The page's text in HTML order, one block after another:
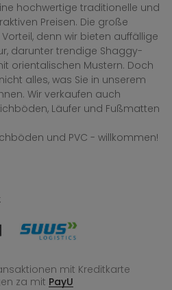
hochwertige traditionelle und
Preisen. Die große
denn wir bieten auffällige
darunter trendige Shaggy-
orientalischen Mustern. Doch
alles, was Sie in unserem
Wir verkaufen auch
Läufer und Fußmatten
und PVC - willkommen!
mit Kreditkarte
za mit PayU